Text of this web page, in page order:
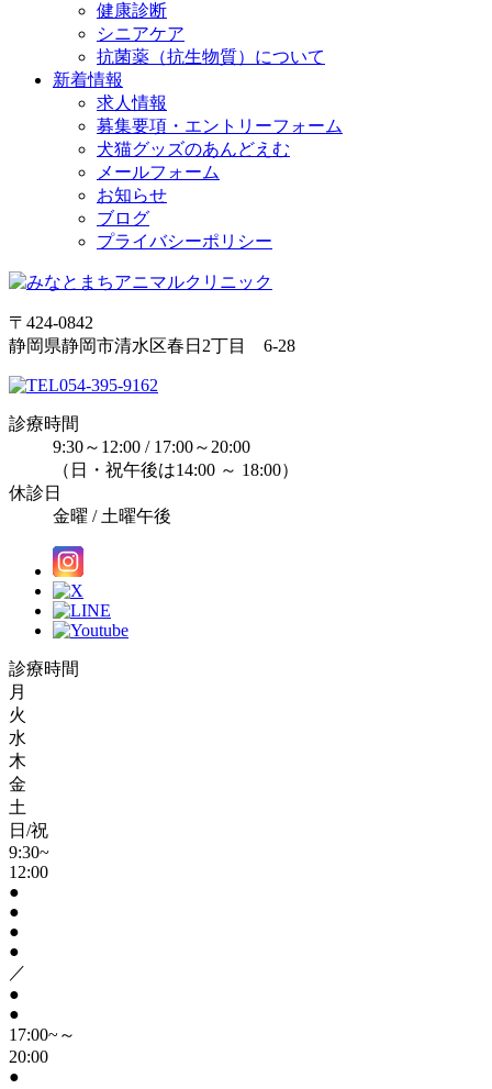
健康診断
シニアケア
抗菌薬（抗生物質）について
新着情報
求人情報
募集要項・エントリーフォーム
犬猫グッズのあんどえむ
メールフォーム
お知らせ
ブログ
プライバシーポリシー
〒424-0842
静岡県静岡市清水区春日2丁目 6-28
054-395-9162
診療時間
9:30～12:00 / 17:00～20:00
（日・祝午後は14:00 ～ 18:00）
休診日
金曜 / 土曜午後
診療時間
月
火
水
木
金
土
日/祝
9:30~
12:00
●
●
●
●
／
●
●
17:00~～
20:00
●